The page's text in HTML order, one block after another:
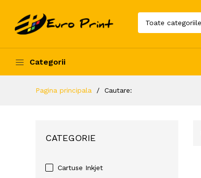
Categorii
Pagina principala Cautare:
CATEGORIE
Cartuse Inkjet